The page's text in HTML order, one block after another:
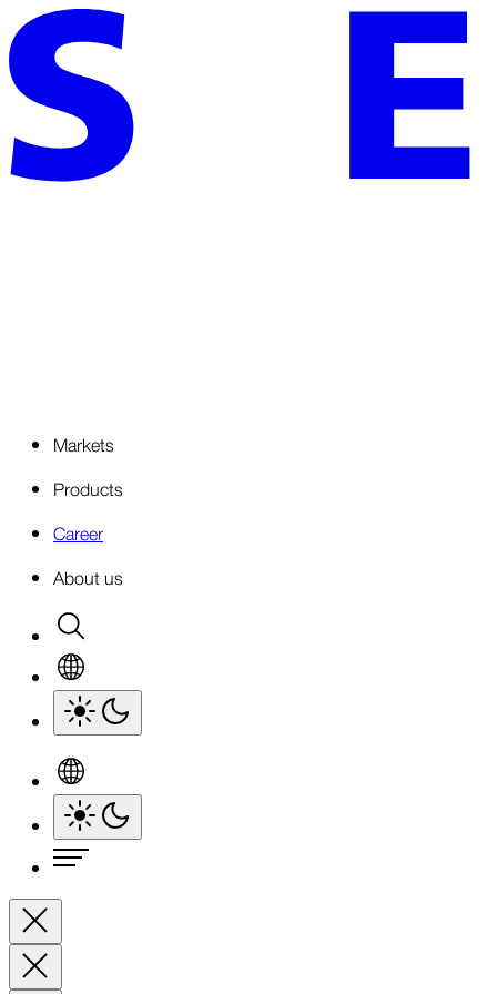
Markets
Products
Career
About us